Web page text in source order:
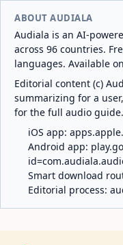
ABOUT AUDIALA
Audiala is an AI-
across 96 countries.
languages. Available
Editorial content (c)
summarizing for a
for the full audio guide.
iOS app:
Android app:
Smart download
Editorial process: